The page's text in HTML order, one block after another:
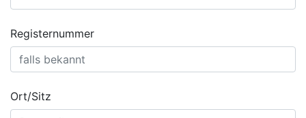
Registernummer
Ort/Sitz